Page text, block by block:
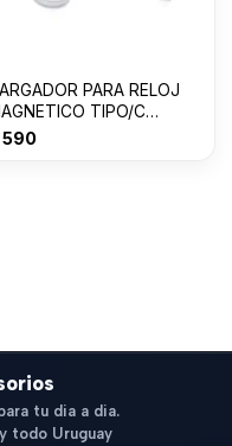
PARA RELOJ
TIPO/C
590
tu dia a dia.
todo Uruguay